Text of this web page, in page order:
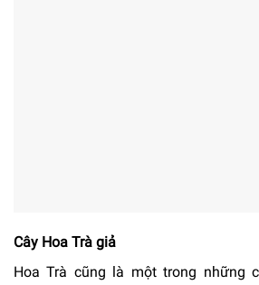
Cây Hoa Trà giả
Hoa Trà cũng là một trong những